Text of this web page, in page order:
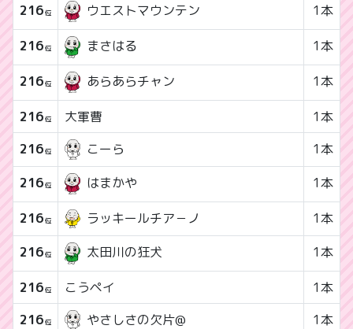
216位 ウエストマウンテン 1本
216位 まさはる 1本
216位 あらあらチャン 1本
216位 大軍曹
1本
216位 こーら
1本
216位 はまかや 1本
216位 ラッキールチア－ノ
1本
216位 太田川の狂犬 1本
216位 こうペイ
1本
216位 やさしさの欠片@
1本